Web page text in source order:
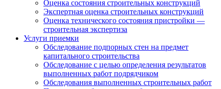
Оценка состояния строительных конструкций
Экспертная оценка строительных конструкций
Оценка технического состояния пристройки —
строительная экспертиза
Услуги приемки
Обследование подпорных стен на предмет
капитального строительства
Обследование с целью определения результатов
выполненных работ подрядчиком
Обследования выполненных строительных работ